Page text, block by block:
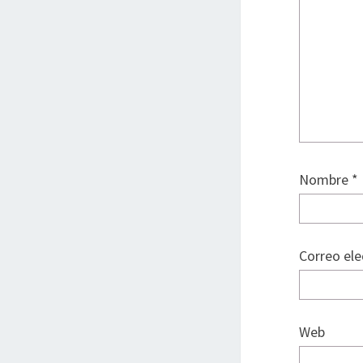
Nombre *
Correo
Web